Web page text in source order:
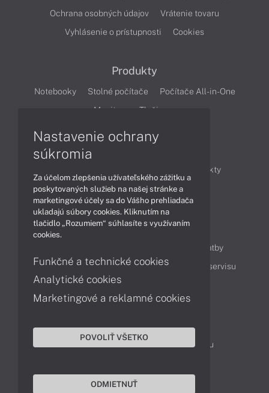
Ochrana osobných údajov
Vrátenie tovaru
Vyhlásenie o prístupnosti
Cookies
Produkty
Notebooky Stolné počítače
Počítače All-in-One
Monitory
Tlačiarne
Produkty
Technológie
Videá
Obsah
Možnosti doručenia a platby
Podpora a servis
Servisné služby Cenník servisu
Kontakty
043 4224 771
Obchodné oddelenie
Reklamácia tovaru
Nastavenie ochrany
súkromia
Za účelom zlepšenia užívateľského zážitku a
poskytovaných služieb na našej stránke a
marketingové účely sa do Vášho prehliadača
ukladajú súbory cookies. Kliknutím na
tlačidlo „Rozumiem“ súhlasíte s využívaním
cookies.
Funkčné a technické cookies
Analytické cookies
Marketingové a reklamné cookies
POVOLIŤ VŠETKO
ODMIETNUŤ